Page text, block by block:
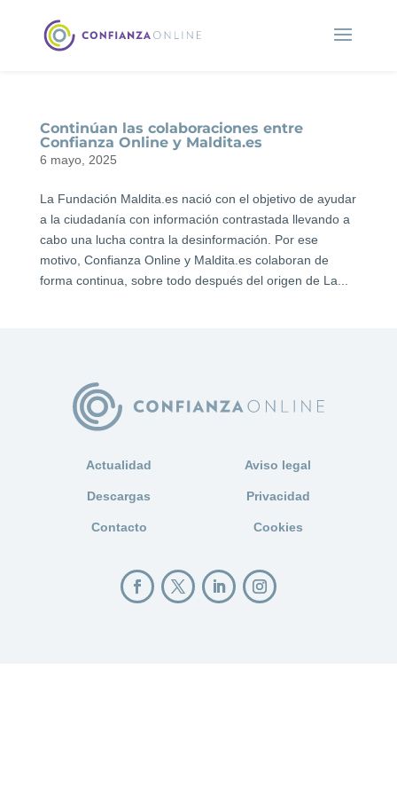
Continúan las colaboraciones entre
Confianza Online y Maldita.es
6 mayo, 2025
La Fundación Maldita.es nació con el objetivo de ayudar
a la ciudadanía con información contrastada llevando a
cabo una lucha contra la desinformación. Por ese
motivo, Confianza Online y Maldita.es colaboran de
forma continua, sobre todo después del origen de La...
Actualidad
Descargas
Contacto
Aviso legal
Privacidad
Cookies